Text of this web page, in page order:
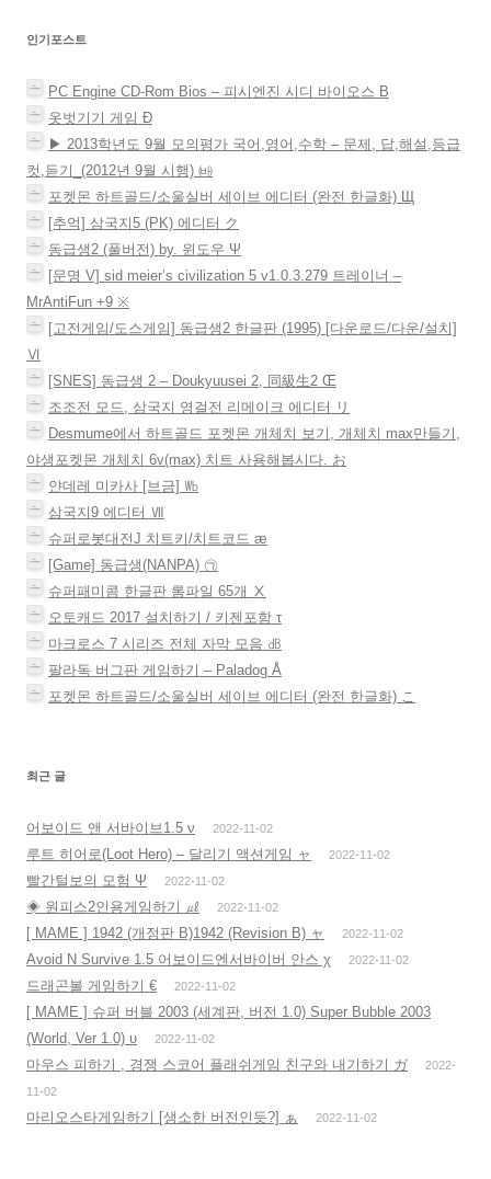
션
인기포스트
PC Engine CD-Rom Bios – 피시엔진 시디 바이오스 Β
옷벗기기 게임 Ð
▶ 2013학년도 9월 모의평가 국어,영어,수학 – 문제, 답,해설,등급
컷,듣기_(2012년 9월 시행) ㈓
포켓몬 하트골드/소울실버 세이브 에디터 (완전 한글화) Щ
[추억] 삼국지5 (PK) 에디터 ク
동급생2 (풀버전) by. 윈도우 Ψ
[문명 V] sid meier’s civilization 5 v1.0.3.279 트레이너 –
MrAntiFun +9 ※
[고전게임/도스게임] 동급생2 한글판 (1995) [다운로드/다운/설치]
Ⅵ
[SNES] 동급생 2 – Doukyuusei 2, 同級生2 Œ
조조전 모드, 삼국지 영걸전 리메이크 에디터 リ
Desmume에서 하트골드 포켓몬 개체치 보기, 개체치 max만들기,
야생포켓몬 개체치 6v(max) 치트 사용해봅시다. お
얀데레 미카사 [브금] ㏝
삼국지9 에디터 Ⅶ
슈퍼로봇대전J 치트키/치트코드 æ
[Game] 동급생(NANPA) ㉠
슈퍼패미콤 한글판 롬파일 65개 Ⅹ
오토캐드 2017 설치하기 / 키젠포함 τ
마크로스 7 시리즈 전체 자막 모음 ㏈
팔라독 버그판 게임하기 – Paladog Å
포켓몬 하트골드/소울실버 세이브 에디터 (완전 한글화) こ
최근 글
어보이드 앤 서바이브1.5 ν 2022-11-02
루트 히어로(Loot Hero) – 달리기 액션게임 ャ 2022-11-02
빨간털보의 모험 Ψ 2022-11-02
◈ 원피스2인용게임하기 ㎕ 2022-11-02
[ MAME ] 1942 (개정판 B)1942 (Revision B) ャ 2022-11-02
Avoid N Survive 1.5 어보이드엔서바이버 안스 χ 2022-11-02
드래곤볼 게임하기 € 2022-11-02
[ MAME ] 슈퍼 버블 2003 (세계판, 버전 1.0) Super Bubble 2003
(World, Ver 1.0) υ
2022-11-02
마우스 피하기 , 경쟁 스코어 플래쉬게임 친구와 내기하기 ガ
2022-
11-02
마리오스타게임하기 [생소한 버전인듯?] ぁ 2022-11-02